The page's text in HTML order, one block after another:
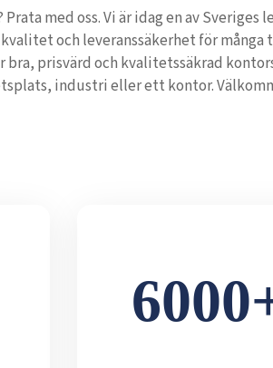
med oss. Vi är idag en av Sveriges
och leveranssäkerhet för många
prisvärd och kvalitetssäkrad
industri eller ett kontor.